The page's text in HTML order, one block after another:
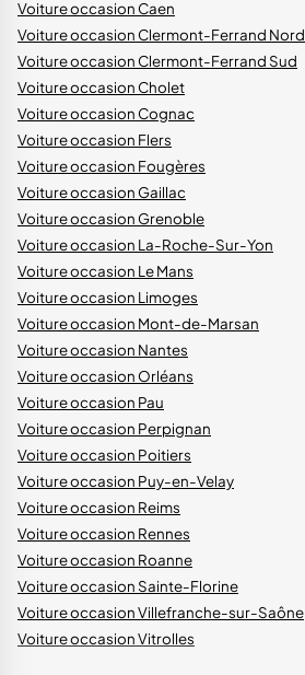
Voiture occasion Caen
Voiture occasion Clermont-Ferrand Nord
Voiture occasion Clermont-Ferrand Sud
Voiture occasion Cholet
Voiture occasion Cognac
Voiture occasion Flers
Voiture occasion Fougères
Voiture occasion Gaillac
Voiture occasion Grenoble
Voiture occasion La-Roche-Sur-Yon
Voiture occasion Le Mans
Voiture occasion Limoges
Voiture occasion Mont-de-Marsan
Voiture occasion Nantes
Voiture occasion Orléans
Voiture occasion Pau
Voiture occasion Perpignan
Voiture occasion Poitiers
Voiture occasion Puy-en-Velay
Voiture occasion Reims
Voiture occasion Rennes
Voiture occasion Roanne
Voiture occasion Sainte-Florine
Voiture occasion Villefranche-sur-Saône
Voiture occasion Vitrolles